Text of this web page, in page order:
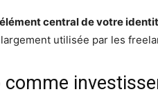
élément central de votre
utilisée par les
comme